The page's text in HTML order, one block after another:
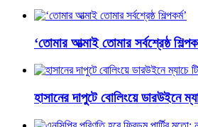
‘তোমার আত্মাই তোমার সর্বশ্রেষ্ঠ
হাসানের দাপুটে বোলিংয়ে ডারউইনে